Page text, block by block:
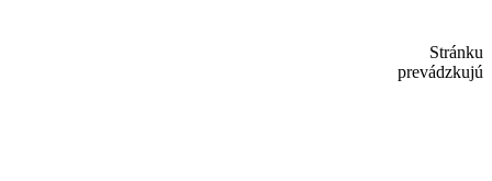
Stránku
prevádzkujú